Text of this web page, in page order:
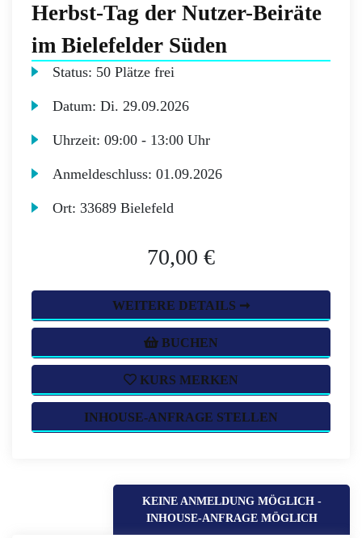
Herbst-Tag der Nutzer-Beiräte
im Bielefelder Süden
Status: 50 Plätze frei
Datum:Di. 29.09.2026
Uhrzeit:09:00 - 13:00 Uhr
Anmeldeschluss:01.09.2026
Ort:33689 Bielefeld
70,00 €
WEITERE DETAILS ➞
BUCHEN
KURS MERKEN
INHOUSE-ANFRAGE STELLEN
KEINE ANMELDUNG MÖGLICH -
INHOUSE-ANFRAGE MÖGLICH